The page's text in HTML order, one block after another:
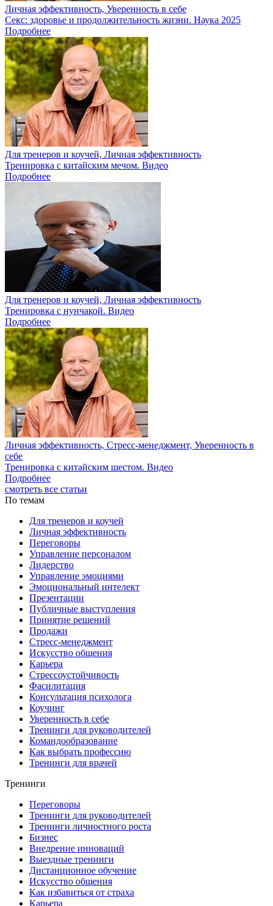
Личная эффективность, Уверенность в себе
Секс: здоровье и продолжительность жизни. Наука 2025
Подробнее
Для тренеров и коучей, Личная эффективность
Тренировка с китайским мечом. Видео
Подробнее
Для тренеров и коучей, Личная эффективность
Тренировка с нунчакой. Видео
Подробнее
Личная эффективность, Стресс-менеджмент, Уверенность в
себе
Тренировка с китайским шестом. Видео
Подробнее
смотреть все статьи
По темам
Для тренеров и коучей
Личная эффективность
Переговоры
Управление персоналом
Лидерство
Управление эмоциями
Эмоциональный интелект
Презентации
Публичные выступления
Принятие решений
Продажи
Стресс-менеджмент
Искусство общения
Карьера
Стрессоустойчивость
Фасилитация
Консультация психолога
Коучинг
Уверенность в себе
Тренинги для руководителей
Командообразование
Как выбрать профессию
Тренинги для врачей
Тренинги
Переговоры
Тренинги для руководителей
Тренинги личностного роста
Бизнес
Внедрение инноваций
Выездные тренинги
Дистанционное обучение
Искусство общения
Как избавиться от страха
Карьера